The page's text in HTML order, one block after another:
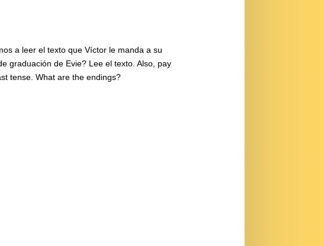
a leer el texto que Víctor le manda a su
graduación de Evie? Lee el texto. Also, pay
tense. What are the endings?